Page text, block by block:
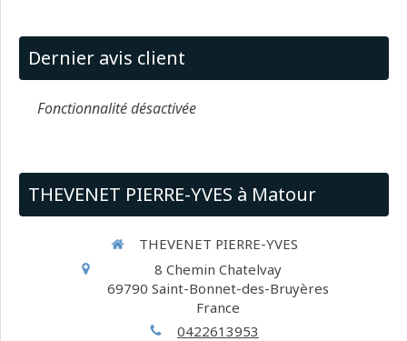
Dernier avis client
Fonctionnalité désactivée
THEVENET PIERRE-YVES à Matour
THEVENET PIERRE-YVES
8 Chemin Chatelvay
69790 Saint-Bonnet-des-Bruyères
France
0422613953